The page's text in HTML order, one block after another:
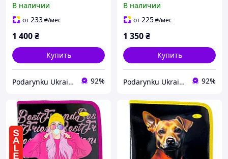
книжок та зошитів
В наличии
от233₴/мес
1 400₴
Купить
Podarynku Ukraine 92%
В наличии
от225₴/мес
1 350₴
Купить
Podarynku Ukraine 92%